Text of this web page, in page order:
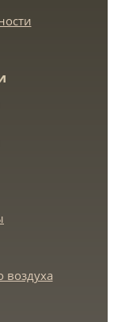
воздуха